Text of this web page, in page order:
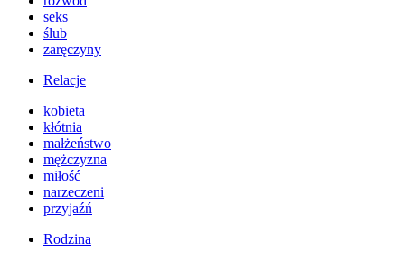
seks
ślub
zaręczyny
Relacje
kobieta
kłótnia
małżeństwo
mężczyzna
miłość
narzeczeni
przyjaźń
Rodzina